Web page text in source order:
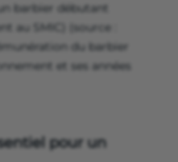
barbier débutant
au SMIC) (source :
du barbier
et ses années
pour un